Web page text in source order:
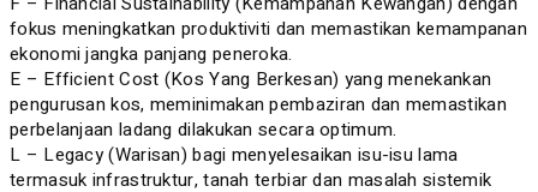
fokus meningkatkan produktiviti dan memastikan kemampanan
ekonomi jangka panjang peneroka.
E – Efficient Cost (Kos Yang Berkesan) yang menekankan
pengurusan kos, meminimakan pembaziran dan memastikan
perbelanjaan ladang dilakukan secara optimum.
L – Legacy (Warisan) bagi menyelesaikan isu-isu lama
termasuk infrastruktur, tanah terbiar dan masalah sistemik